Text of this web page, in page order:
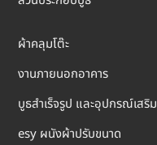
ผ้าคลุมโต๊ะ
งานภายนอกอาคาร
บูธสำเร็จรูป และอุปกรณ์เสริม
esy ผนังผ้าปรับขนาด